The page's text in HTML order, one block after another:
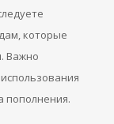
которые
Важно
пополнения.